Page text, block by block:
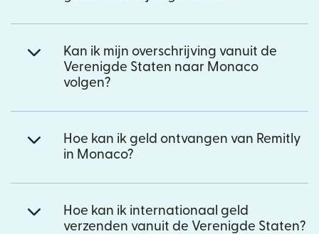
Kan ik mijn overschrijving vanuit de
Verenigde Staten naar Monaco
volgen?
Hoe kan ik geld ontvangen van Remitly
in Monaco?
Hoe kan ik internationaal geld
verzenden vanuit de Verenigde Staten?